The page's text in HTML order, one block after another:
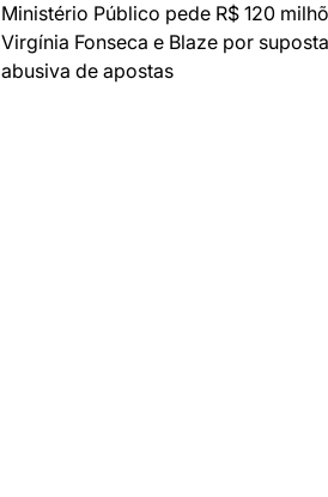
Ministério Público pede R$ 120
Virgínia Fonseca e Blaze por
abusiva de apostas